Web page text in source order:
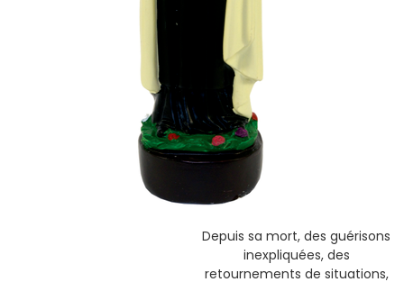
Depuis sa mort, des guérisons
inexpliquées, des
retournements de situations,